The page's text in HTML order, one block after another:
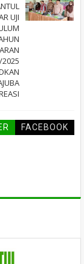
UJI
FACEBOOK